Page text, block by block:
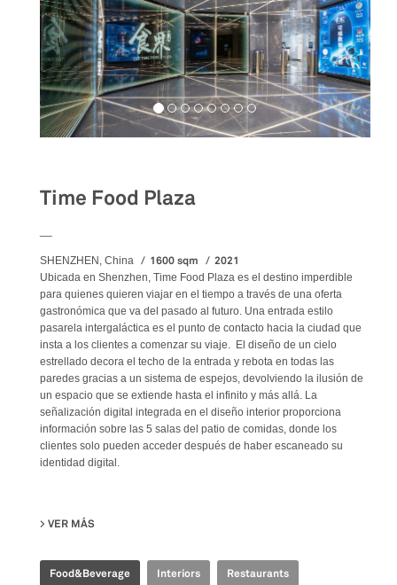
Time Food Plaza
SHENZHEN, China 1600 sqm 2021
Ubicada en Shenzhen, Time Food Plaza es el destino imperdible
para quienes quieren viajar en el tiempo a través de una oferta
gastronómica que va del pasado al futuro. Una entrada estilo
pasarela intergaláctica es el punto de contacto hacia la ciudad que
insta a los clientes a comenzar su viaje. El diseño de un cielo
estrellado decora el techo de la entrada y rebota en todas las
paredes gracias a un sistema de espejos, devolviendo la ilusión de
un espacio que se extiende hasta el infinito y más allá. La
señalización digital integrada en el diseño interior proporciona
información sobre las 5 salas del patio de comidas, donde los
clientes solo pueden acceder después de haber escaneado su
identidad digital.
VER MÁS
Food&Beverage Interiors Restaurants